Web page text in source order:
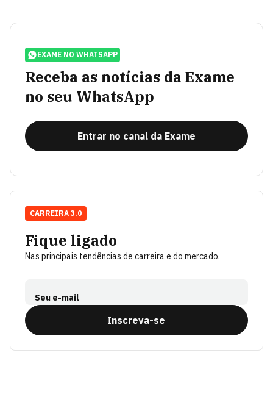
EXAME NO WHATSAPP
Receba as notícias da Exame
no seu WhatsApp
Entrar no canal da Exame
Fique ligado
Nas principais tendências de carreira e do mercado.
Seu e-mail
Inscreva-se
CARREIRA 3.0